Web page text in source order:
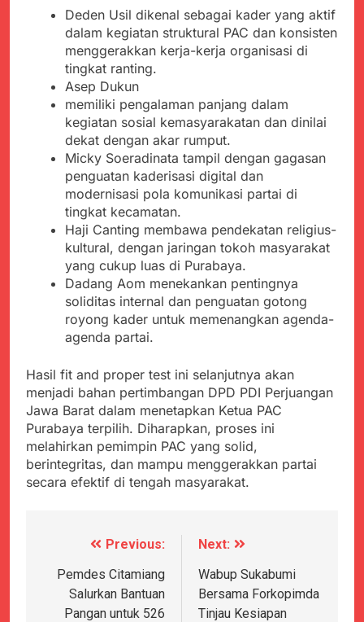
dan Bersyukur
Juta, BGN Benahi Basis
Penerima Program
Makan Bergizi Gratis
Agustus 6, 2026
Zulhas Pastikan SPPG
Data MBG Hampir
Rampung
Bobby Maulana Pastikan
Kawasan Kuliner Ahmad
Yani Tetap Bersih,
Pemkot Sukabumi
Perkuat Penataan
Pedagang dan
Pengelolaan Sampah
Agustus 6, 2026
Ribuan Warga Padati
Peringatan Hari ASI
Sedunia di Cibadak,
PDIP Tegaskan ASI
adalah Investasi
Peradaban dan Upaya
Cegah Stunting
Agustus 6, 2026
Wujud Kepedulian Polri,
Kapolresta Sumenep
Koordinasikan dan
Berangkatkan Empat
Korban Kebakaran KMP
Mutiara Sentosa 2 ke
Posko Pusat Tg. Perak
Surabaya
Agustus 5, 2026
SMA Negeri Nyalindung
Sukabumi Diduga
Lakukan Pungutan
melalui Komite Sekolah,
Disorot karena Dinilai
Agustus 4, 2026
Ketua Umum FSP
Nasional TKBM: “Belum
Ada Keputusan Resmi”
Menjelajahi Potensi
Alam dan Kehangatan
Gotong Royong di
Desa Sukakersa
Agustus 3, 2026
Korban Tenggelam di
Perairan Giligenting
Ditemukan, Polisi
Pastikan Penanganan
Berjalan Sesuai
Agustus 3, 2026
Deden Usil dikenal sebagai kader yang aktif
dalam kegiatan struktural PAC dan konsisten
menggerakkan kerja-kerja organisasi di
tingkat ranting.
Asep Dukun
memiliki pengalaman panjang dalam
kegiatan sosial kemasyarakatan dan dinilai
dekat dengan akar rumput.
Micky Soeradinata tampil dengan gagasan
penguatan kaderisasi digital dan
modernisasi pola komunikasi partai di
tingkat kecamatan.
Haji Canting membawa pendekatan religius-
kultural, dengan jaringan tokoh masyarakat
yang cukup luas di Purabaya.
Dadang Aom menekankan pentingnya
soliditas internal dan penguatan gotong
royong kader untuk memenangkan agenda-
agenda partai.
Hasil fit and proper test ini selanjutnya akan
menjadi bahan pertimbangan DPD PDI Perjuangan
Jawa Barat dalam menetapkan Ketua PAC
Purabaya terpilih. Diharapkan, proses ini
melahirkan pemimpin PAC yang solid,
berintegritas, dan mampu menggerakkan partai
secara efektif di tengah masyarakat.
Navigasi
pos
Previous:
Pemdes Citamiang
Salurkan Bantuan
Pangan untuk 526
Next:
Wabup Sukabumi
Bersama Forkopimda
Tinjau Kesiapan